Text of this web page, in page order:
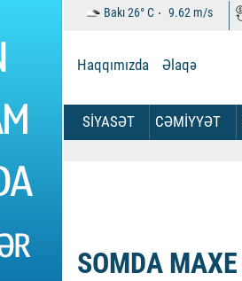
Bakı26°C 9.62 m/s
Haqqımızda Əlaqə
SİYASƏT CƏMİYYƏT
SOMDA MAXE